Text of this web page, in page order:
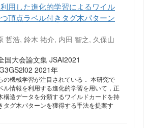
用した進化的学習によるワイル
頂点ラベル付きタグ木パターン
哲浩, 鈴木 祐介, 内田 智之, 久保山
国大会論文集 JSAI2021
2021年
の機械学習が注目されている． 本研究で
ル情報を利用する進化的学習を用いて，正
構造データを分類するワイルドカードを持
タグ木パターンを獲得する手法を提案す